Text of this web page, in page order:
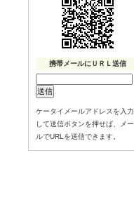
携帯メールにＵＲＬ送信
ケータイメールアドレスを入力
して送信ボタンを押せば、メー
ルでURLを送信できます。